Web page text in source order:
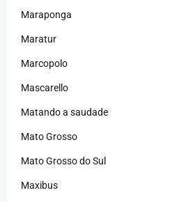
Maraponga
Maratur
Marcopolo
Mascarello
Matando a saudade
Mato Grosso
Mato Grosso do Sul
Maxibus